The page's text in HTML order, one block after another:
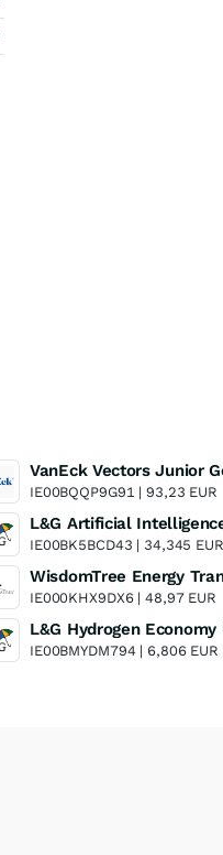
IE00BQQP9G91 |93,23 EUR
IE00BK5BCD43 | 34,345 EUR
IE000KHX9DX6 |48,97 EUR
IE00BMYDM794 | 6,806 EUR